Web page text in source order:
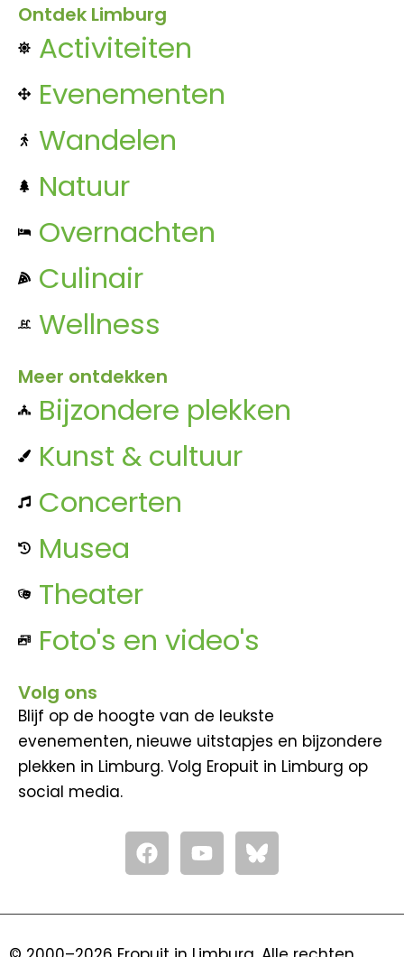
Ontdek Limburg
Activiteiten
Evenementen
Wandelen
Natuur
Overnachten
Culinair
Wellness
Meer ontdekken
Bijzondere plekken
Kunst & cultuur
Concerten
Musea
Theater
Foto's en video's
Volg ons
Blijf op de hoogte van de leukste
evenementen, nieuwe uitstapjes en bijzondere
plekken in Limburg. Volg Eropuit in Limburg op
social media.
F
a
c
o
Y
o
u
b